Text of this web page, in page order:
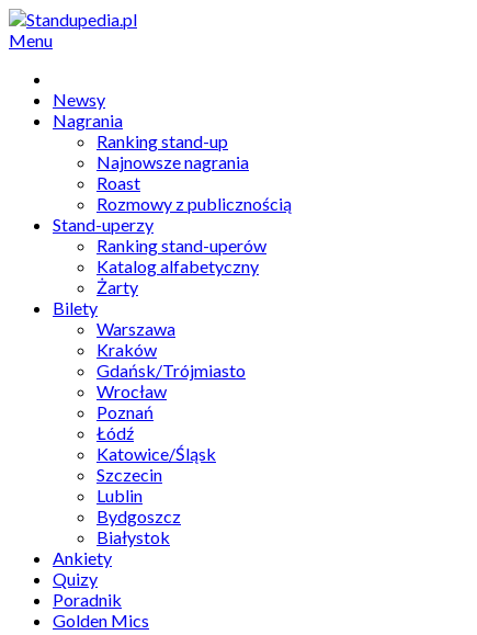
Menu
Newsy
Nagrania
Ranking stand-up
Najnowsze nagrania
Roast
Rozmowy z publicznością
Stand-uperzy
Ranking stand-uperów
Katalog alfabetyczny
Żarty
Bilety
Warszawa
Kraków
Gdańsk/Trójmiasto
Wrocław
Poznań
Łódź
Katowice/Śląsk
Szczecin
Lublin
Bydgoszcz
Białystok
Ankiety
Quizy
Poradnik
Golden Mics